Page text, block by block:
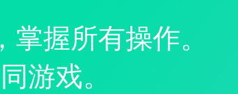
握所有操作。
游戏。